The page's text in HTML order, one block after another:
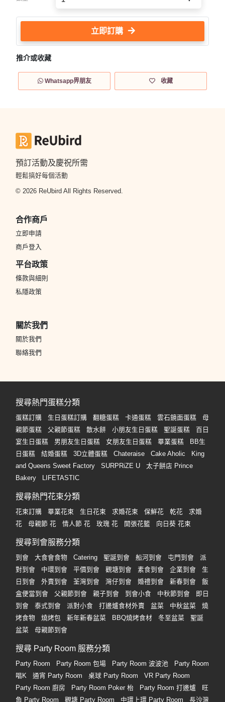
立即訂購
推介或收藏
Whatsapp畀朋友 收藏
預訂活動及慶祝所需
輕鬆搞好每個活動
© 2026 ReUbird All Rights Reserved.
合作商戶
立即申請
商戶登入
平台政策
條款與細則
私隱政策
關於我們
關於我們
聯絡我們
搜尋熱門蛋糕分類
蛋糕訂購 生日蛋糕訂購 翻糖蛋糕 卡通蛋糕 雲石鏡面蛋糕
母
親節蛋糕
父親節蛋糕 散水餅 小朋友生日蛋糕 聖誕蛋糕
百日
宴生日蛋糕
男朋友生日蛋糕 女朋友生日蛋糕 畢業蛋糕
BB生
日蛋糕
結婚蛋糕 3D立體蛋糕 Chateraise Cake Aholic
King
and Queens Sweet Factory
SURPRiZE U
太子餅店 Prince
Bakery
LIFETASTIC
搜尋熱門花束分類
花束訂購 畢業花束 生日花束 求婚花束 保鮮花 乾花
求婚
花
母親節 花 情人節 花 玫瑰 花 開張花籃 向日葵 花束
搜尋到會服務分類
到會 大食會食物 Catering 聖誕到會 船河到會 屯門到會
派
對到會
中環到會 平價到會 觀塘到會 素食到會 企業到會
生
日到會
外賣到會 荃灣到會 灣仔到會 婚禮到會 新春到會
飯
盒便當到會
父親節到會 親子到會 到會小食 中秋節到會
即日
到會
泰式到會 派對小食 打邊爐食材外賣 盆菜 中秋盆菜
燒
烤食物
燒烤包 新年新春盆菜 BBQ燒烤食材 冬至盆菜
聖誕
盆菜
母親節到會
搜尋 Party Room 服務分類
Party Room Party Room 包場 Party Room 波波池
Party Room
唱K
通宵 Party Room 桌球 Party Room
VR Party Room
Party Room 廚房
Party Room Poker 枱 Party Room 打邊爐
旺
角 Party Room
觀塘 Party Room 中環上環 Party Room 長沙灣